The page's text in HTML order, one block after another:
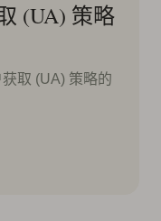
(UA) 策略
取 (UA) 策略的